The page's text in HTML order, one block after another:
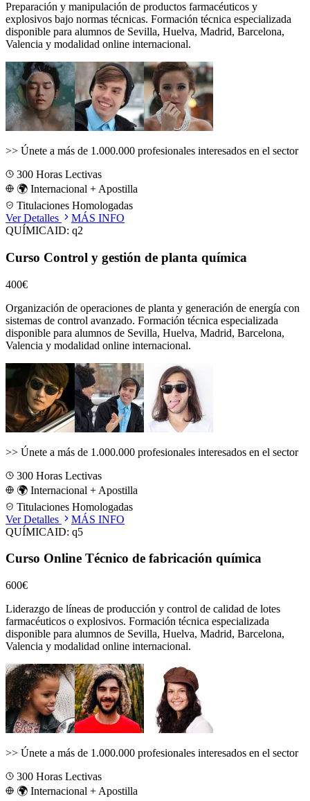
Preparación y manipulación de productos farmacéuticos y
explosivos bajo normas técnicas. Formación técnica especializada
disponible para alumnos de Sevilla, Huelva, Madrid, Barcelona,
Valencia y modalidad online internacional.
>> Únete a más de 1.000.000 profesionales interesados en el sector
300 Horas Lectivas
🌍 Internacional + Apostilla
Titulaciones Homologadas
Ver Detalles
MÁS INFO
QUÍMICAID: q2
Curso Control y gestión de planta química
400€
Organización de operaciones de planta y generación de energía con
sistemas de control avanzado. Formación técnica especializada
disponible para alumnos de Sevilla, Huelva, Madrid, Barcelona,
Valencia y modalidad online internacional.
>> Únete a más de 1.000.000 profesionales interesados en el sector
300 Horas Lectivas
🌍 Internacional + Apostilla
Titulaciones Homologadas
Ver Detalles
MÁS INFO
QUÍMICAID: q5
Curso Online Técnico de fabricación química
600€
Liderazgo de líneas de producción y control de calidad de lotes
farmacéuticos o explosivos. Formación técnica especializada
disponible para alumnos de Sevilla, Huelva, Madrid, Barcelona,
Valencia y modalidad online internacional.
>> Únete a más de 1.000.000 profesionales interesados en el sector
300 Horas Lectivas
🌍 Internacional + Apostilla